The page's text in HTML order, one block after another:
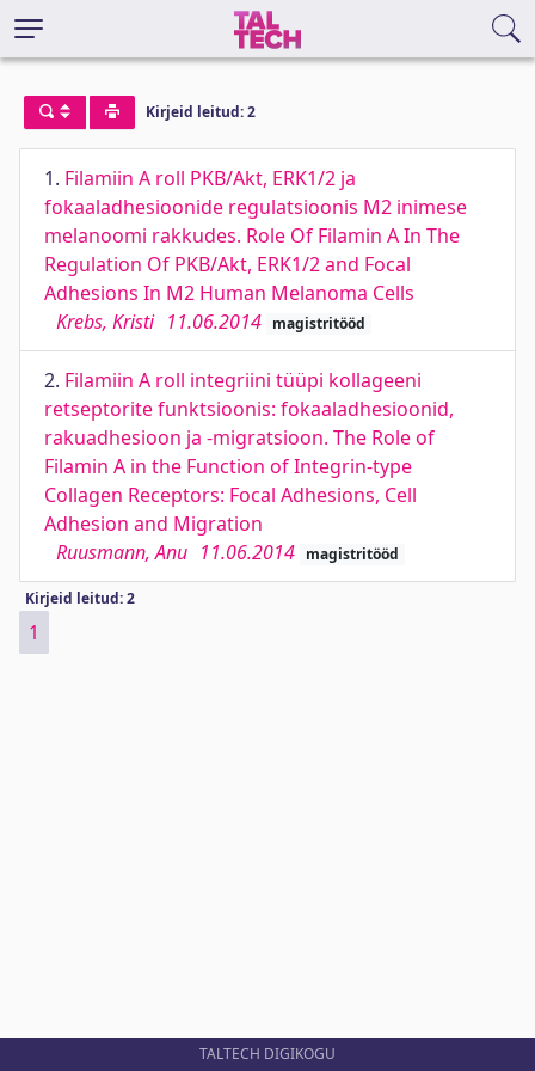
Kirjeid leitud: 2
1. Filamiin A roll PKB/Akt, ERK1/2 ja
fokaaladhesioonide regulatsioonis M2 inimese
melanoomi rakkudes. Role Of Filamin A In The
Regulation Of PKB/Akt, ERK1/2 and Focal
Adhesions In M2 Human Melanoma Cells
Krebs, Kristi 11.06.2014 magistritööd
2. Filamiin A roll integriini tüüpi kollageeni
retseptorite funktsioonis: fokaaladhesioonid,
rakuadhesioon ja -migratsioon. The Role of
Filamin A in the Function of Integrin-type
Collagen Receptors: Focal Adhesions, Cell
Adhesion and Migration
Ruusmann, Anu 11.06.2014 magistritööd
Kirjeid leitud: 2
1
TALTECH DIGIKOGU